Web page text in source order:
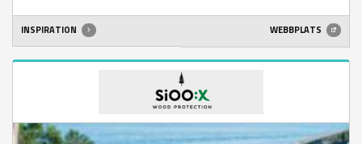
INSPIRATION WEBBPLATS